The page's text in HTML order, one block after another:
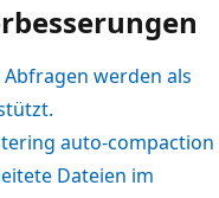
werden als
auto-compaction
Dateien im